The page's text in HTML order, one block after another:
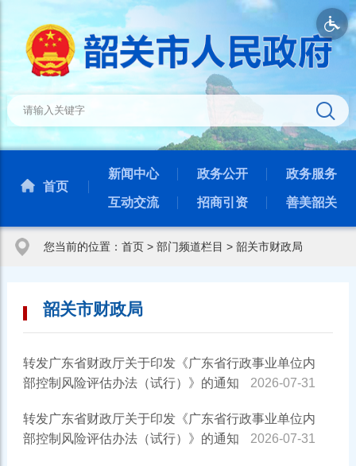
首页
新闻中心 政务公开 政务服务
互动交流 招商引资 善美韶关
您当前的位置： 首页> 部门频道栏目 > 韶关市财政局
韶关市财政局
转发广东省财政厅关于印发《广东省行政事业单位内
部控制风险评估办法（试行）》的通知
2026-07-31
转发广东省财政厅关于印发《广东省行政事业单位内
部控制风险评估办法（试行）》的通知
2026-07-31